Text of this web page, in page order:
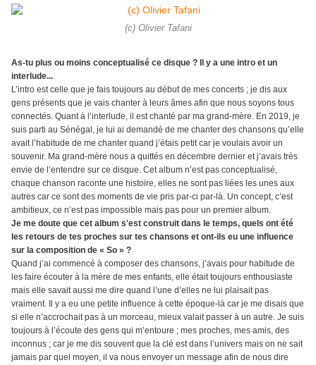
(c) Olivier Tafani
As-tu plus ou moins conceptualisé ce disque ?
Il y a une intro et un
interlude...
L’intro est celle que je fais toujours au début de mes concerts ; je dis aux
gens présents que je vais chanter à leurs âmes afin que nous soyons tous
connectés. Quant à l’interlude, il est chanté par ma grand-mère. En 2019, je
suis parti au Sénégal, je lui ai demandé de me chanter des chansons qu’elle
avait l’habitude de me chanter quand j’étais petit car je voulais avoir un
souvenir. Ma grand-mère nous a quittés en décembre dernier et j’avais très
envie de l’entendre sur ce disque. Cet album n’est pas conceptualisé,
chaque chanson raconte une histoire, elles ne sont pas liées les unes aux
autres car ce sont des moments de vie pris par-ci par-là. Un concept, c’est
ambitieux, ce n’est pas impossible mais pas pour un premier album.
Je me doute que cet album s'est construit dans le temps, quels ont été
les retours de tes proches sur tes chansons et ont-ils eu une influence
sur la composition de « So » ?
Quand j’ai commencé à composer des chansons, j’avais pour habitude de
les faire écouter à la mère de mes enfants, elle était toujours enthousiaste
mais elle savait aussi me dire quand l’une d’elles ne lui plaisait pas
vraiment. Il y a eu une petite influence à cette époque-là car je me disais que
si elle n’accrochait pas à un morceau, mieux valait passer à un autre. Je suis
toujours à l’écoute des gens qui m’entoure ; mes proches, mes amis, des
inconnus ; car je me dis souvent que la clé est dans l’univers mais on ne sait
jamais par quel moyen, il va nous envoyer un message afin de nous dire